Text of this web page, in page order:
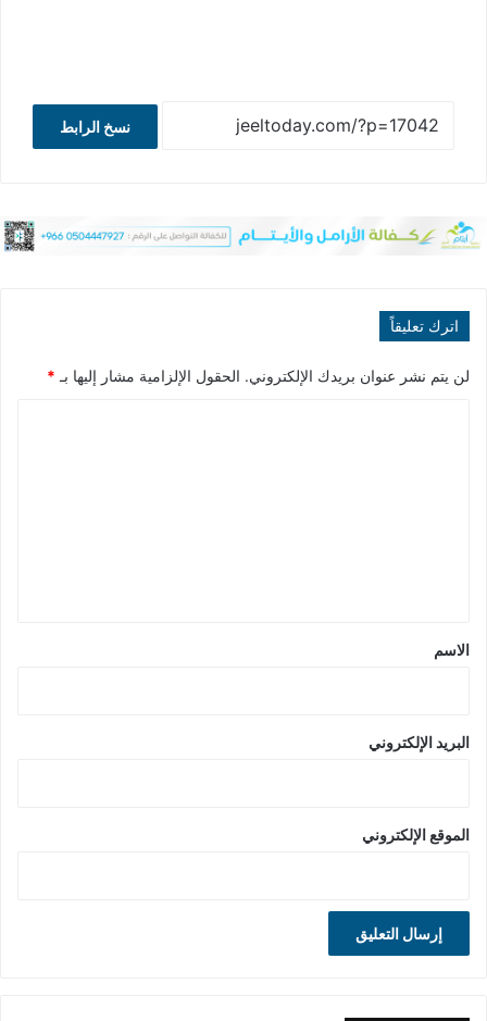
نسخ الرابط
اترك تعليقاً
لن يتم نشر عنوان بريدك الإلكتروني. الحقول الإلزامية مشار إليها بـ *
*
الاسم
البريد الإلكتروني
الموقع الإلكتروني